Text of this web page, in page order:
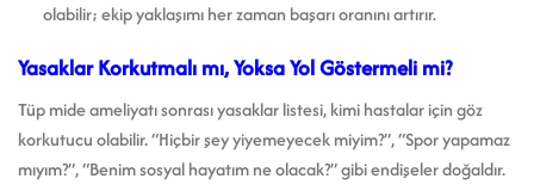
olabilir; ekip yaklaşımı her zaman başarı oranını artırır.
Yasaklar Korkutmalı mı, Yoksa Yol Göstermeli mi?
Tüp mide ameliyatı sonrası yasaklar listesi, kimi hastalar için göz
korkutucu olabilir. “Hiçbir şey yiyemeyecek miyim?”, “Spor yapamaz
mıyım?”, “Benim sosyal hayatım ne olacak?” gibi endişeler doğaldır.